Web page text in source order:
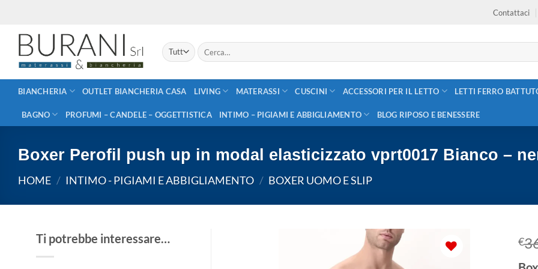
contenuti
Contattaci
Cerca:
BIANCHERIA OUTLET BIANCHERIA CASA LIVING MATERASSI CUSCINI ACCESSORI PER IL LETTO LETTI FERRO
BAGNO PROFUMI – CANDELE – OGGETTISTICA INTIMO – PIGIAMI E ABBIGLIAMENTO BLOG RIPOSO E BENESSERE
Boxer Perofil push up in modal elasticizzato vprt0017 Bianco –
HOME / INTIMO - PIGIAMI E ABBIGLIAMENTO / BOXER UOMO E SLIP
Ti potrebbe interessare… €